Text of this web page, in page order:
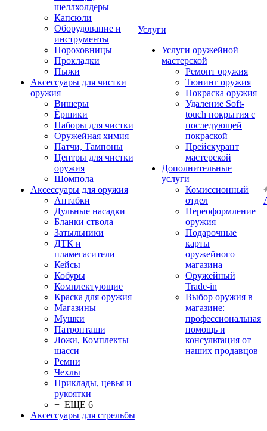
шеллхолдеры
Капсюли
Оборудование и
инструменты
Пороховницы
Прокладки
Пыжи
Аксессуары для чистки
оружия
Вишеры
Ёршики
Наборы для чистки
Оружейная химия
Патчи, Тампоны
Центры для чистки
оружия
Шомпола
Аксессуары для оружия
Антабки
Дульные насадки
Бланки ствола
Затыльники
ДТК и
пламегасители
Кейсы
Кобуры
Комплектующие
Краска для оружия
Магазины
Мушки
Патронташи
Ложи, Комплекты
шасси
Ремни
Чехлы
Приклады, цевья и
рукоятки
+ ЕЩЕ 6
Аксессуары для стрельбы
Услуги
Услуги оружейной
мастерской
Ремонт оружия
Тюнинг оружия
Покраска оружия
Удаление Soft-
touch покрытия с
последующей
покраской
Прейскурант
мастерской
Дополнительные
услуги
Комиссионный
отдел
Переоформление
оружия
Подарочные
карты
оружейного
магазина
Оружейный
Trade-in
Выбор оружия в
магазине:
профессиональная
помощь и
консультация от
наших продавцов